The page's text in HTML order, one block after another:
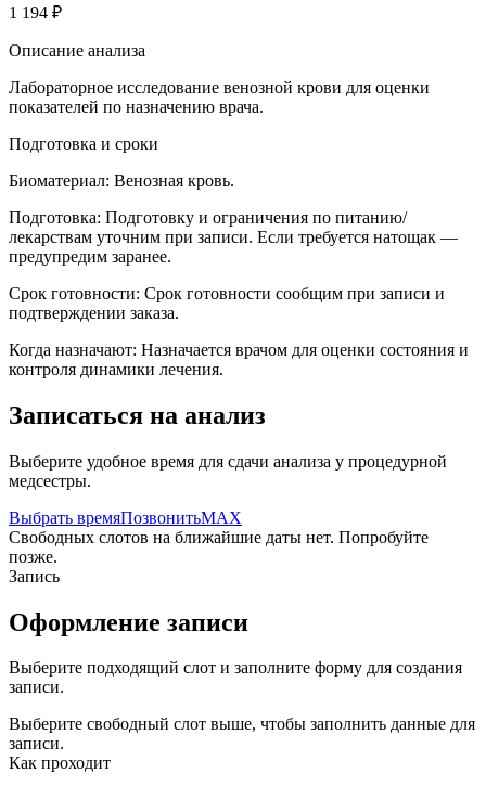
1 194 ₽
Описание анализа
Лабораторное исследование венозной крови для оценки
показателей по назначению врача.
Подготовка и сроки
Биоматериал: Венозная кровь.
Подготовка: Подготовку и ограничения по питанию/
лекарствам уточним при записи. Если требуется натощак —
предупредим заранее.
Срок готовности: Срок готовности сообщим при записи и
подтверждении заказа.
Когда назначают: Назначается врачом для оценки состояния и
контроля динамики лечения.
Записаться на анализ
Выберите удобное время для сдачи анализа у процедурной
медсестры.
Выбрать времяПозвонитьMAX
Свободных слотов на ближайшие даты нет. Попробуйте
позже.
Запись
Оформление записи
Выберите подходящий слот и заполните форму для создания
записи.
Выберите свободный слот выше, чтобы заполнить данные для
записи.
Как проходит